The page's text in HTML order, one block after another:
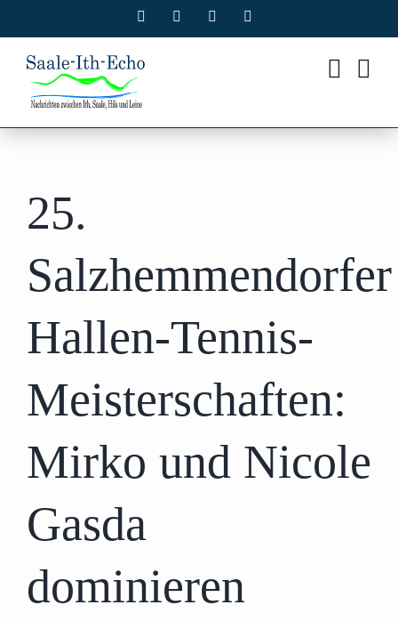
Inhalt
springen
Facebook Instagram
25.
Salzhemmendorfer
Hallen-Tennis-
Meisterschaften:
Mirko und Nicole
Gasda
dominieren